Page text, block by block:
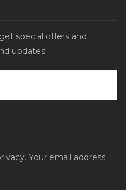
special offers and
updates!
Your email address